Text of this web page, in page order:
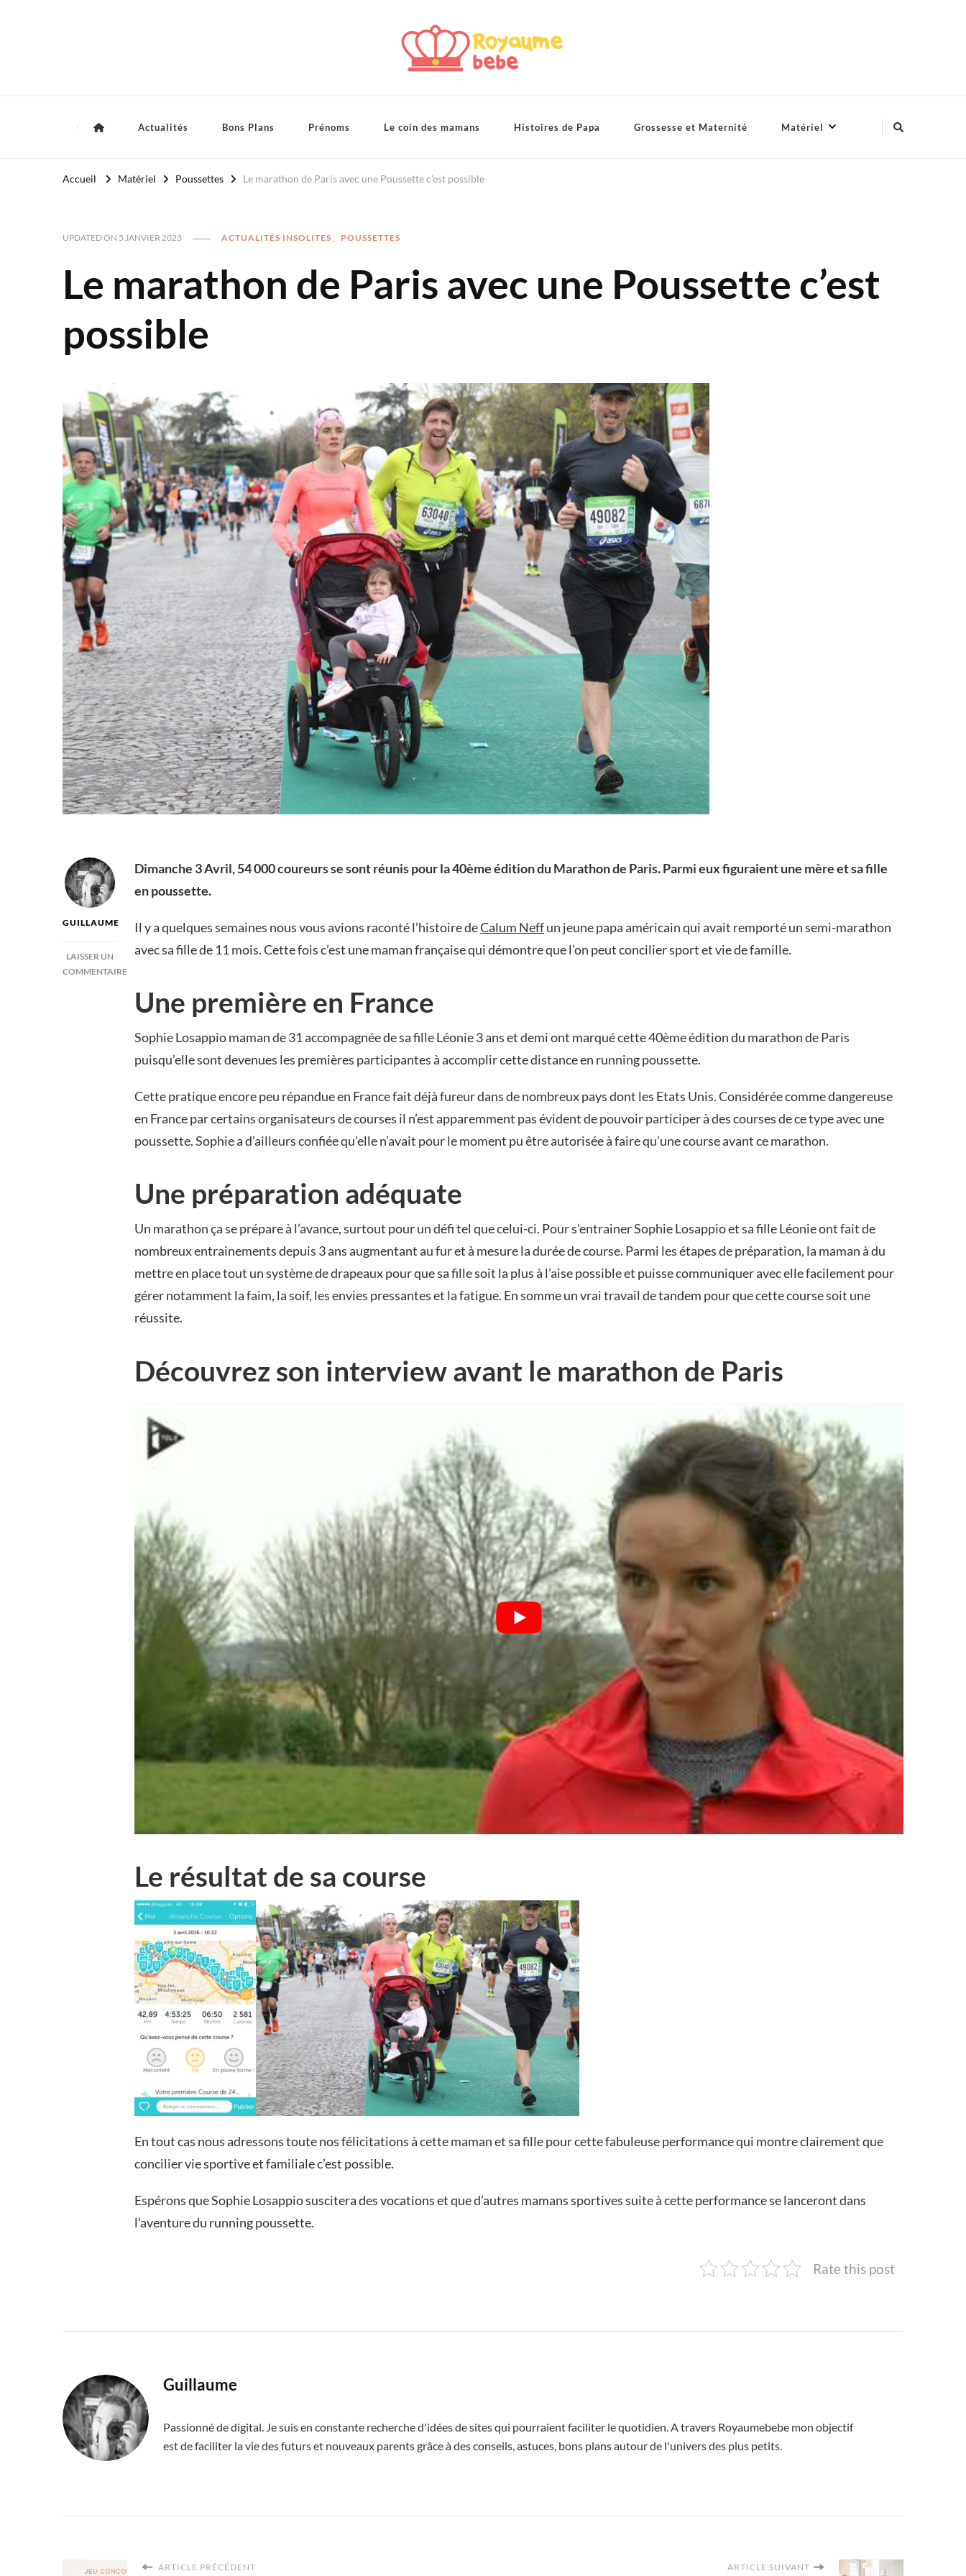
Actualités Bons Plans Prénoms Le coin des mamans Histoires de Papa Grossesse et Maternité Matériel
Accueil Matériel Poussettes Le marathon de Paris avec une Poussette c’est possible
UPDATED ON 5 JANVIER 2023 ACTUALITÉS INSOLITES POUSSETTES
Le marathon de Paris avec une Poussette c’est
possible
GUILLAUME
LAISSER UN
COMMENTAIRE
MARATHON
POUSSETTE
Dimanche 3 Avril, 54 000 coureurs se sont réunis pour la 40ème édition du Marathon de Paris. Parmi eux figuraient une mère et sa fille
en poussette.
Il y a quelques semaines nous vous avions raconté l’histoire deCalum Neffun jeune papa américain qui avait remporté un semi-marathon
avec sa fille de 11 mois. Cette fois c’est une maman française qui démontre que l’on peut concilier sport et vie de famille.
Une première en France
Sophie Losappio maman de 31 accompagnée de sa fille Léonie 3 ans et demi ont marqué cette 40ème édition du marathon de Paris
puisqu’elle sont devenues les premières participantes à accomplir cette distance en running poussette.
Cette pratique encore peu répandue en France fait déjà fureur dans de nombreux pays dont les Etats Unis. Considérée comme dangereuse
en France par certains organisateurs de courses il n’est apparemment pas évident de pouvoir participer à des courses de ce type avec une
poussette. Sophie a d’ailleurs confiée qu’elle n’avait pour le moment pu être autorisée à faire qu’une course avant ce marathon.
Une préparation adéquate
Un marathon ça se prépare à l’avance, surtout pour un défi tel que celui-ci. Pour s’entrainer Sophie Losappio et sa fille Léonie ont fait de
nombreux entrainements depuis 3 ans augmentant au fur et à mesure la durée de course. Parmi les étapes de préparation, la maman à du
mettre en place tout un système de drapeaux pour que sa fille soit la plus à l’aise possible et puisse communiquer avec elle facilement pour
gérer notamment la faim, la soif, les envies pressantes et la fatigue. En somme un vrai travail de tandem pour que cette course soit une
réussite.
Découvrez son interview avant le marathon de Paris
Le résultat de sa course
En tout cas nous adressons toute nos félicitations à cette maman et sa fille pour cette fabuleuse performance qui montre clairement que
concilier vie sportive et familiale c’est possible.
Espérons que Sophie Losappio suscitera des vocations et que d’autres mamans sportives suite à cette performance se lanceront dans
l’aventure du running poussette.
Rate this post
Guillaume
Passionné de digital. Je suis en constante recherche d'idées de sites qui pourraient faciliter le quotidien. A travers Royaumebebe mon objectif
est de faciliter la vie des futurs et nouveaux parents grâce à des conseils, astuces, bons plans autour de l'univers des plus petits.
ARTICLE PRÉCÉDENT ARTICLE SUIVANT